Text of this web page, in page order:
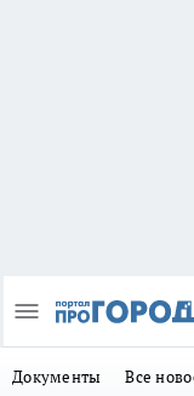
Документы Все